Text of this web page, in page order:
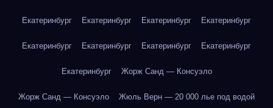
Екатеринбург Екатеринбург Екатеринбург Екатеринбург
Екатеринбург Екатеринбург Екатеринбург Екатеринбург
Екатеринбург Жорж Санд — Консуэло
Жорж Санд — Консуэло Жюль Верн — 20 000 лье под водой